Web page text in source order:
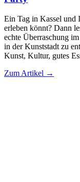
Ein Tag in Kassel und
erleben könnt? Dann
echte Überraschung
in der Kunststadt zu
Kunst, Kultur, gutes
Zum Artikel →